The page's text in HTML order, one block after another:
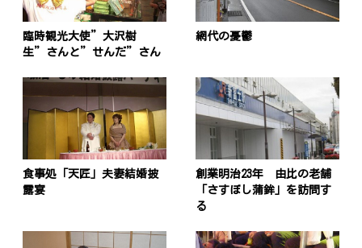
臨時観光大使”大沢樹
生”さんと”せんだ”さん
網代の憂鬱
食事処「天匠」夫妻結婚披
露宴
創業明治23年 由比の老舗
「さすぼし蒲鉾」を訪問す
る